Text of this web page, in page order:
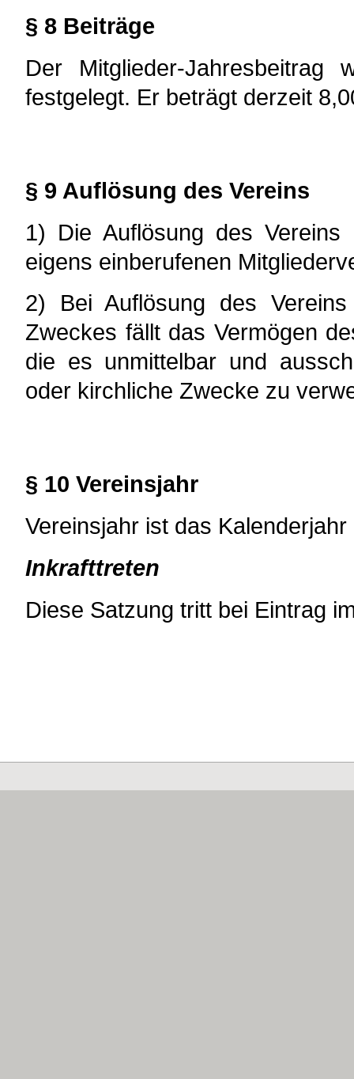
§ 8 Beiträge
Der Mitglieder-Jahresbeitrag
festgelegt. Er beträgt derzeit
§ 9 Auflösung des Vereins
1) Die Auflösung des
eigens einberufenen
2) Bei Auflösung des
Zweckes fällt das Vermögen
die es unmittelbar und
oder kirchliche Zwecke zu
§ 10 Vereinsjahr
Vereinsjahr ist das Kalenderjahr
Inkrafttreten
Diese Satzung tritt bei Eintrag